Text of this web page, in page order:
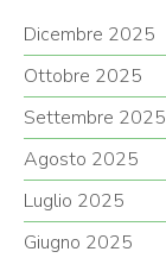
Dicembre 2025
Ottobre 2025
Settembre 2025
Agosto 2025
Luglio 2025
Giugno 2025